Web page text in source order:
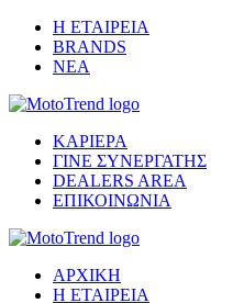
Η ΕΤΑΙΡΕΙΑ
BRANDS
ΝΕΑ
ΚΑΡΙΕΡΑ
ΓΙΝΕ ΣΥΝΕΡΓΑΤΗΣ
DEALERS AREA
ΕΠΙΚΟΙΝΩΝΙΑ
ΑΡΧΙΚΗ
Η ΕΤΑΙΡΕΙΑ